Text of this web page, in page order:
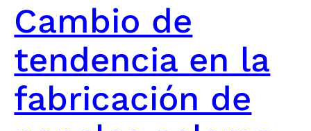
Cambio de
tendencia en la
fabricación de